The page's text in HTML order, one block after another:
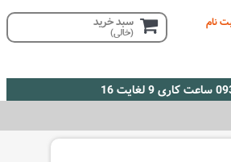
نام سبد خرید
(خالی)